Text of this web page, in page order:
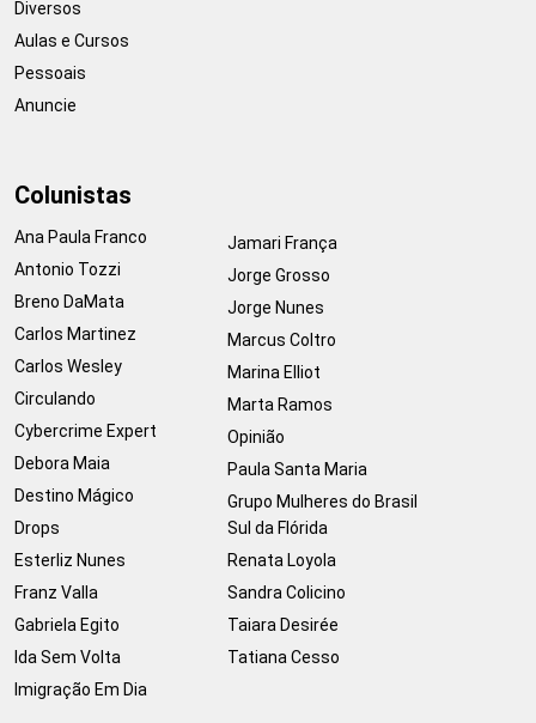
Diversos
Aulas e Cursos
Pessoais
Anuncie
Colunistas
Ana Paula Franco
Antonio Tozzi
Breno DaMata
Carlos Martinez
Carlos Wesley
Circulando
Cybercrime Expert
Debora Maia
Destino Mágico
Drops
Esterliz Nunes
Franz Valla
Gabriela Egito
Ida Sem Volta
Imigração Em Dia
Jamari França
Jorge Grosso
Jorge Nunes
Marcus Coltro
Marina Elliot
Marta Ramos
Opinião
Paula Santa Maria
Grupo Mulheres do Brasil
Sul da Flórida
Renata Loyola
Sandra Colicino
Taiara Desirée
Tatiana Cesso